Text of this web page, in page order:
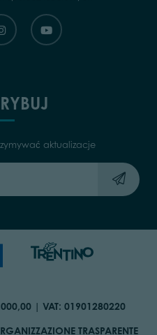
aktualizacje
| VAT: 01901280220
TRASPARENTE